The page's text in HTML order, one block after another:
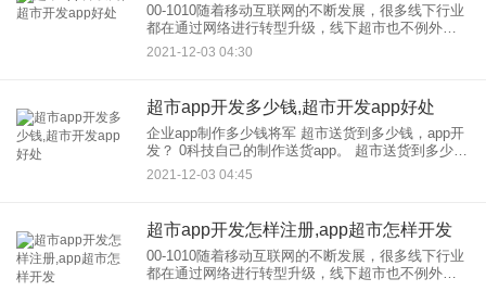
00-1010随着移动互联网的不断发展，很多线下行业
都在通过网络进行转型升级，线下超市也不例外。
以前人们购买日用品都要去超市，现在人们只需要
在超市APP开发完成相关操作，流程简单方便，帮
2021-12-03 04:30
超市app开发多少钱,超市开发app好处
企业app制作多少钱将军 超市送货到多少钱，app开
发？ 0科技自己的制作送货app。 超市送货到多少
钱，app开发？ 0技术，制作，自助送货app1，需求
沟通，专业开发人员与客户沟通，
2021-12-03 04:45
超市app开发怎样注册,app超市怎样开发
00-1010随着移动互联网的不断发展，很多线下行业
都在通过网络进行转型升级，线下超市也不例外。